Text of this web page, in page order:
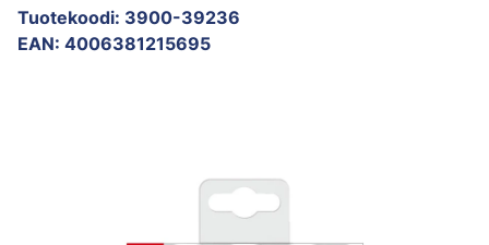
Tuotekoodi: 3900-39236
EAN: 4006381215695